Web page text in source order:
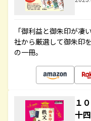
「御利益と御朱印が
社から厳選して御朱印
の一冊。
１
十